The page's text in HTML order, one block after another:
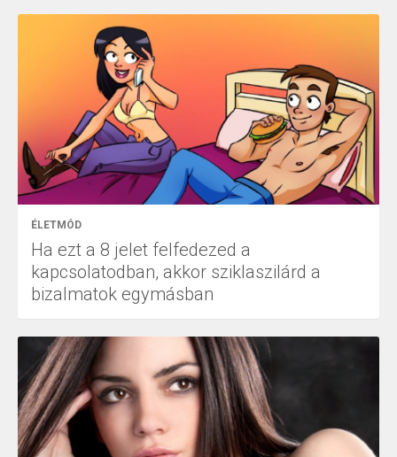
ÉLETMÓD
Ha ezt a 8 jelet felfedezed a
kapcsolatodban, akkor sziklaszilárd a
bizalmatok egymásban